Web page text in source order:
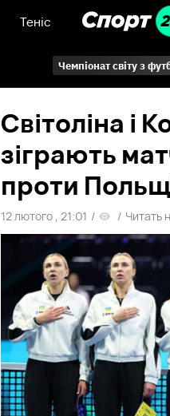
Теніс
Чемпіонат світу з
Світоліна і
зіграють
проти
12 лютого , 21:01 / / Читать